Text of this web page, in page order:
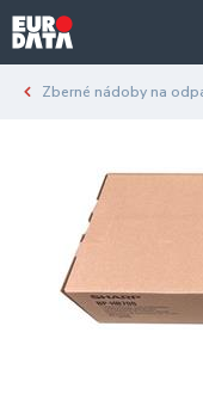
Zberné nádoby na